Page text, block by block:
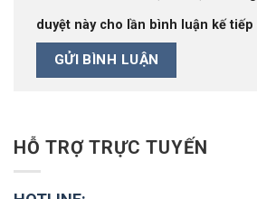
duyệt này cho lần bình luận kế tiếp
HỖ TRỢ TRỰC TUYẾN